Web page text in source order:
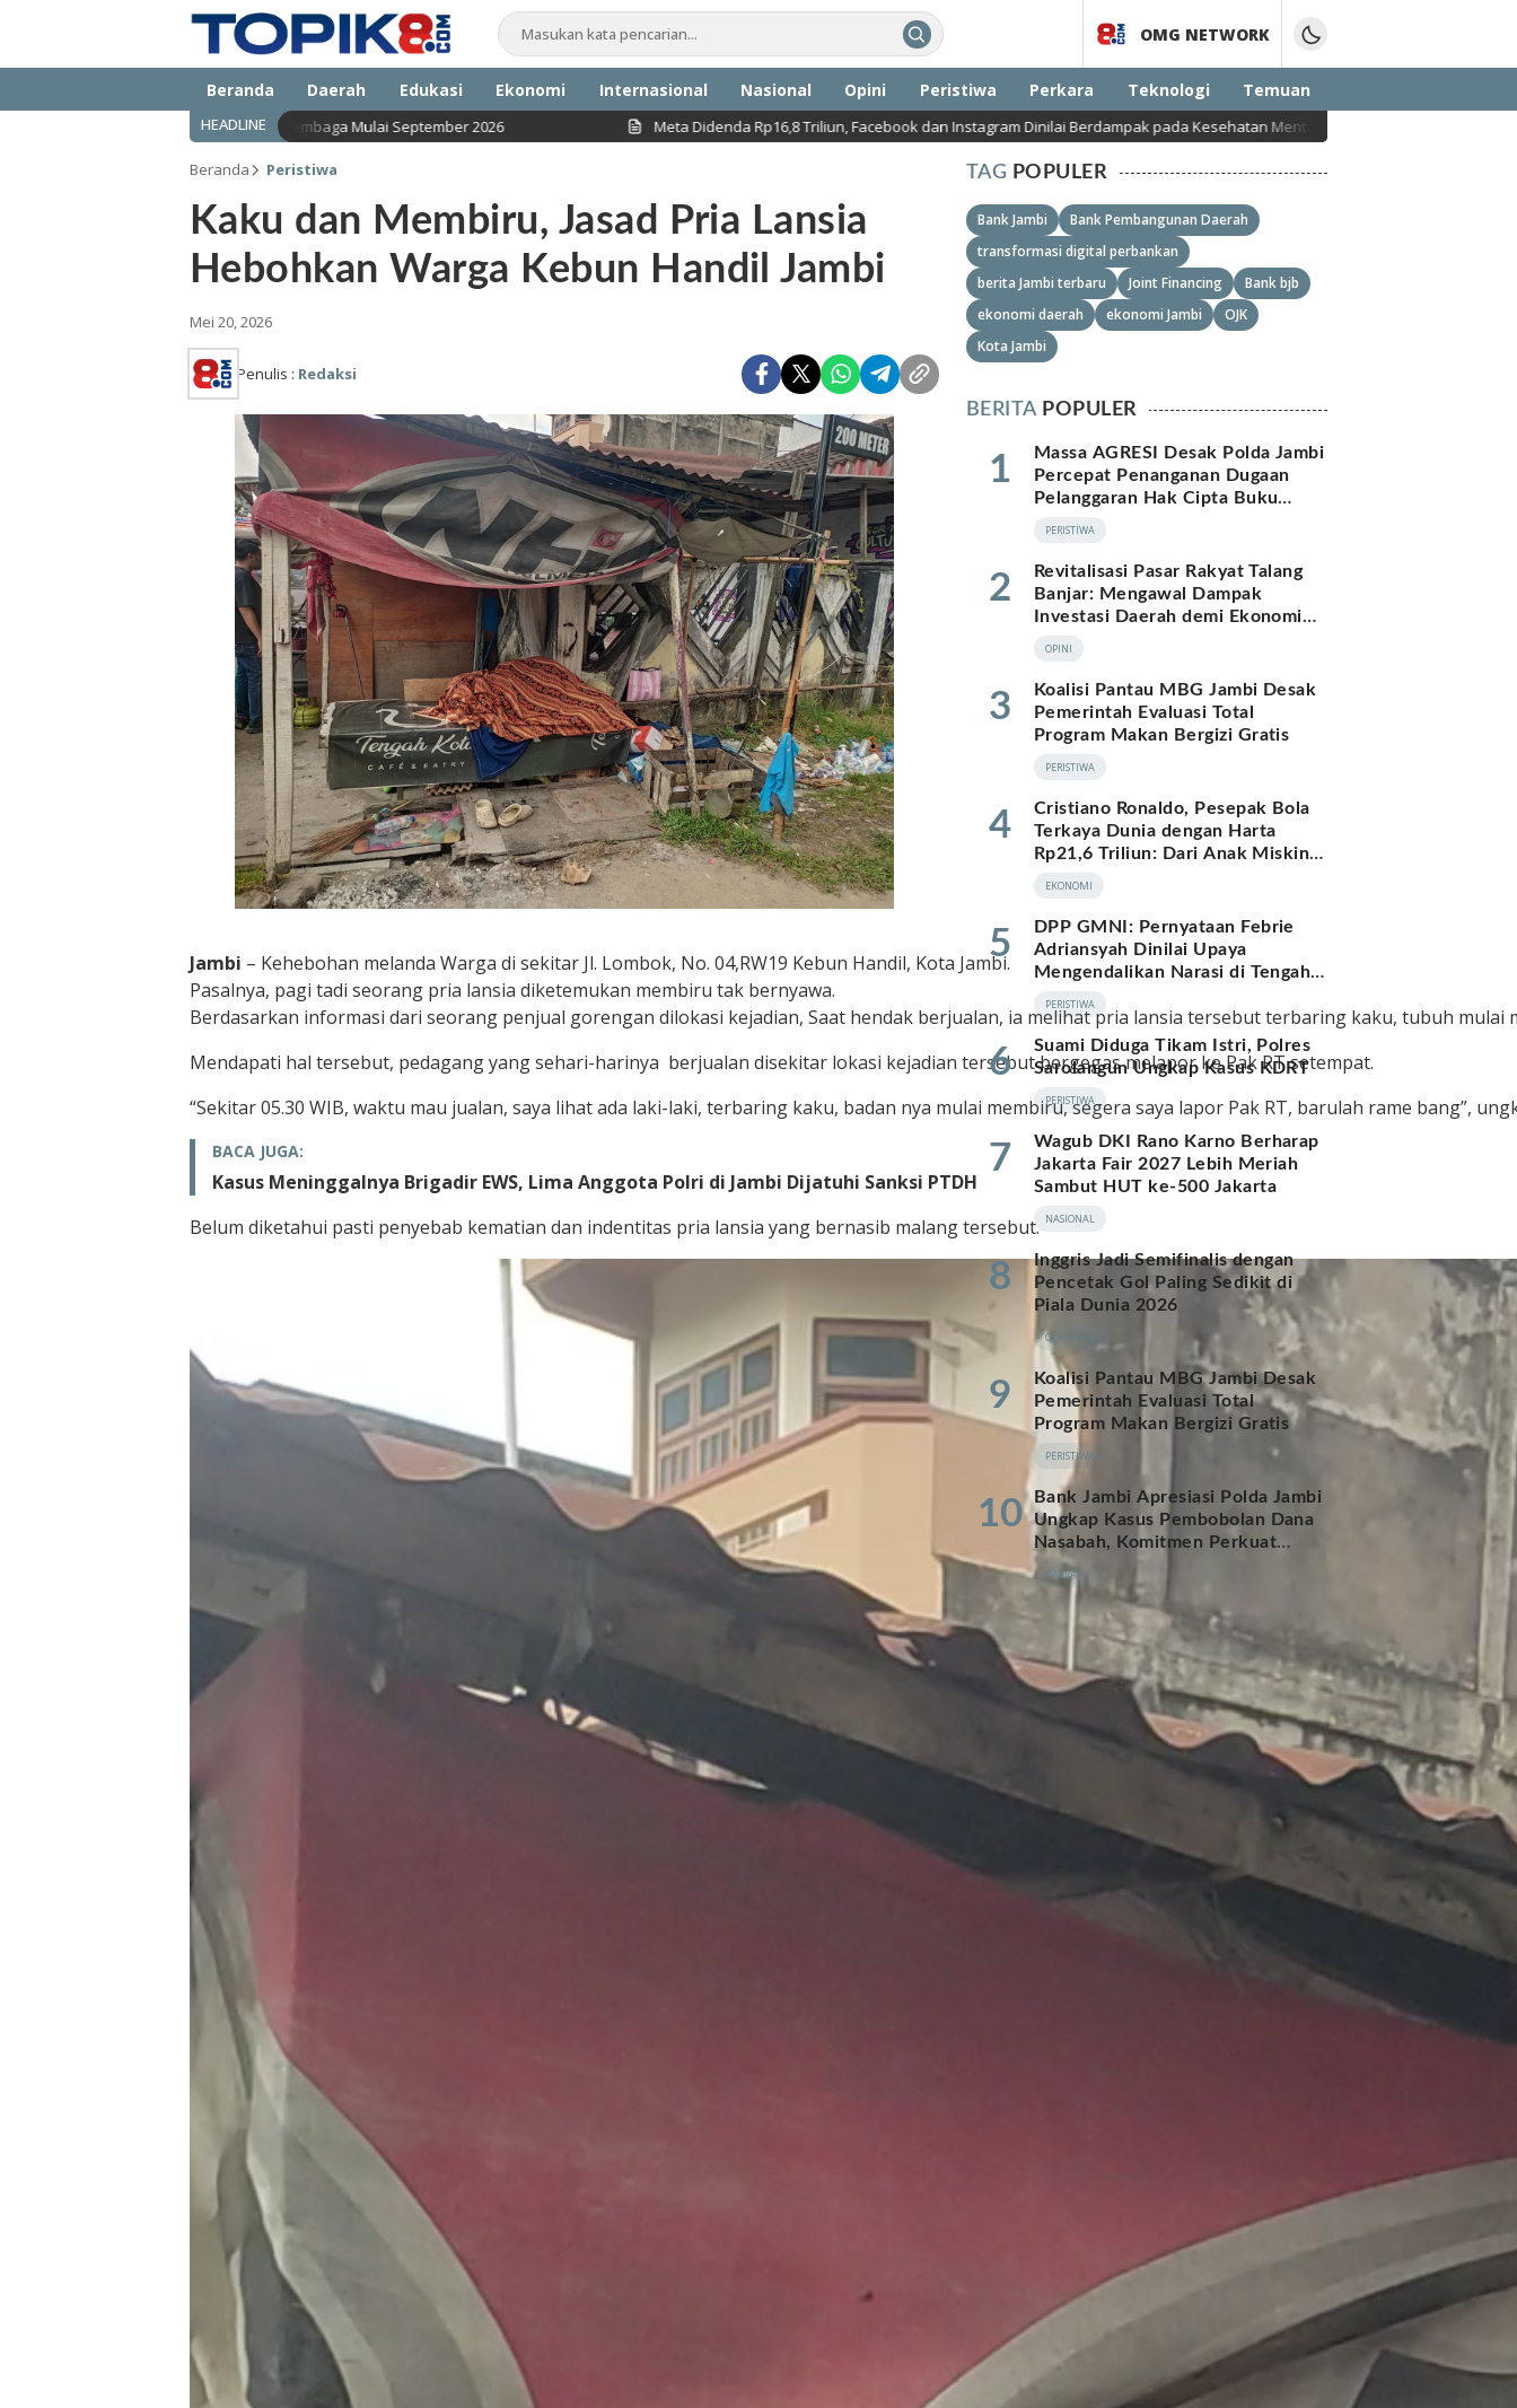
OMG NETWORK
Beranda Daerah Edukasi Ekonomi Internasional Nasional Opini Peristiwa Perkara Teknologi Temuan
HEADLINE
Tembaga Mulai September 2026 Meta Didenda Rp16,8 Triliun, Facebook dan Instagram Dinilai Berdampak pada Kesehatan Mental Anak Argentina Tetapkan Tanggal
Beranda Peristiwa
Kaku dan Membiru, Jasad Pria Lansia
Hebohkan Warga Kebun Handil Jambi
Mei 20, 2026
Penulis : Redaksi
Jambi – Kehebohan melanda Warga di sekitar Jl. Lombok, No. 04,RW19 Kebun Handil, Kota Jambi.
Pasalnya, pagi tadi seorang pria lansia diketemukan membiru tak bernyawa.
Berdasarkan informasi dari seorang penjual gorengan dilokasi kejadian, Saat hendak berjualan, ia melihat pria lansia tersebut terbaring kaku, tubuh mulai
Mendapati hal tersebut, pedagang yang sehari-harinya berjualan disekitar lokasi kejadian tersebut bergegas melapor ke Pak RT setempat.
“Sekitar 05.30 WIB, waktu mau jualan, saya lihat ada laki-laki, terbaring kaku, badan nya mulai membiru, segera saya lapor Pak RT, barulah rame bang”,
BACA JUGA:
Kasus Meninggalnya Brigadir EWS, Lima Anggota Polri di Jambi Dijatuhi Sanksi PTDH
Belum diketahui pasti penyebab kematian dan indentitas pria lansia yang bernasib malang tersebut.
TAG POPULER
Bank Jambi
Bank Pembangunan Daerah
transformasi digital perbankan
berita Jambi terbaru
Joint Financing
Bank bjb
ekonomi daerah
ekonomi Jambi
OJK
Kota Jambi
BERITAPOPULER
1
Massa AGRESI Desak Polda Jambi
Percepat Penanganan Dugaan
Pelanggaran Hak Cipta Buku
PERISTIWA
2
Revitalisasi Pasar Rakyat Talang
Banjar: Mengawal Dampak
Investasi Daerah demi Ekonomi
OPINI
3
Koalisi Pantau MBG Jambi Desak
Pemerintah Evaluasi Total
Program Makan Bergizi Gratis
PERISTIWA
4
Cristiano Ronaldo, Pesepak Bola
Terkaya Dunia dengan Harta
Rp21,6 Triliun: Dari Anak Miskin
EKONOMI
5
DPP GMNI: Pernyataan Febrie
Adriansyah Dinilai Upaya
Mengendalikan Narasi di Tengah
Terjawab
PERISTIWA
6
Suami Diduga Tikam Istri, Polres
Sarolangun Ungkap Kasus KDRT
PERISTIWA
7
Wagub DKI Rano Karno Berharap
Jakarta Fair 2027 Lebih Meriah
Sambut HUT ke-500 Jakarta
NASIONAL
8
Inggris Jadi Semifinalis dengan
Pencetak Gol Paling Sedikit di
Piala Dunia 2026
OLAHRAGA
9
Koalisi Pantau MBG Jambi Desak
Pemerintah Evaluasi Total
Program Makan Bergizi Gratis
PERISTIWA
10
Bank Jambi Apresiasi Polda Jambi
Ungkap Kasus Pembobolan Dana
Nasabah, Komitmen Perkuat
Keamanan Digital
DAERAH